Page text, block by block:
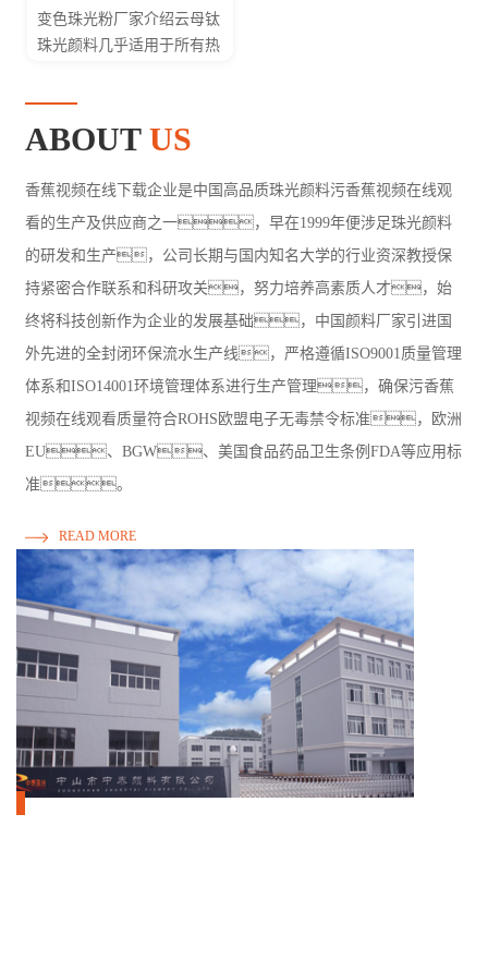
变色珠光粉厂家介绍云母钛
珠光颜料几乎适用于所有热
化，可产生明亮的金
ABOUTUS
香蕉视频在线下载企业是中国高品质珠光颜料污香蕉视频在线观
看的生产及供应商之一，早在1999年便涉足珠光颜料
的研发和生产，公司长期与国内知名大学的行业资深教授保
持紧密合作联系和科研攻关，努力培养高素质人才，始
终将科技创新作为企业的发展基础，中国颜料厂家引进国
外先进的全封闭环保流水生产线，严格遵循ISO9001质量管理
体系和ISO14001环境管理体系进行生产管理，确保污香蕉
视频在线观看质量符合ROHS欧盟电子无毒禁令标准，欧洲
EU、BGW、美国食品药品卫生条例FDA等应用标
准。
READ MORE